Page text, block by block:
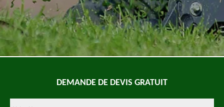
DEMANDE DE DEVIS GRATUIT